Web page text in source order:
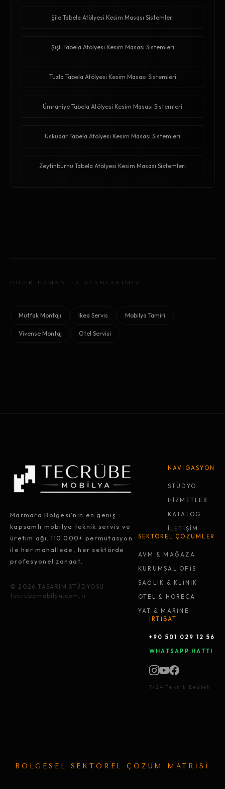
Şile Tabela Atölyesi Kesim Masası Sistemleri
Şişli Tabela Atölyesi Kesim Masası Sistemleri
Tuzla Tabela Atölyesi Kesim Masası Sistemleri
Ümraniye Tabela Atölyesi Kesim Masası Sistemleri
Üsküdar Tabela Atölyesi Kesim Masası Sistemleri
Zeytinburnu Tabela Atölyesi Kesim Masası Sistemleri
DİĞER UZMANLIK ALANLARIMIZ
Mutfak Montajı Ikea Servis Mobilya Tamiri
Vivense Montaj Otel Servisi
Marmara Bölgesi'nin en geniş
kapsamlı mobilya teknik servis ve
üretim ağı. 110.000+ permütasyon
ile her mahallede, her sektörde
profesyonel zanaat.
© 2026 TASARIM STÜDYOSU —
tecrubemobilya.com.tr
NAVİGASYON
STÜDYO
HİZMETLER
KATALOG
İLETİŞİM
SEKTÖREL ÇÖZÜMLER
AVM & MAĞAZA
KURUMSAL OFİS
SAĞLIK & KLİNİK
OTEL & HORECA
YAT & MARİNE
İRTİBAT
+90 501 029 12 56
WHATSAPP HATTI
7/24 Teknik Destek
BÖLGESEL SEKTÖREL ÇÖZÜM MATRİSİ